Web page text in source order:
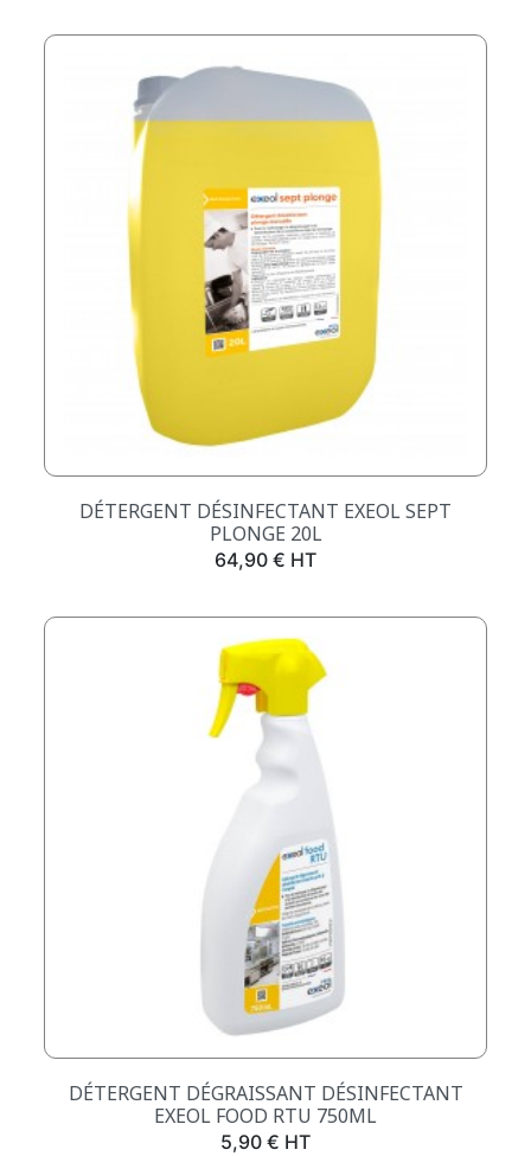
DÉTERGENT DÉSINFECTANT EXEOL SEPT
PLONGE 20L
Prix
64,90 € HT
DÉTERGENT DÉGRAISSANT DÉSINFECTANT
EXEOL FOOD RTU 750ML
Prix
5,90 € HT